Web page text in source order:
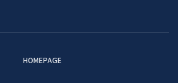
HOMEPAGE